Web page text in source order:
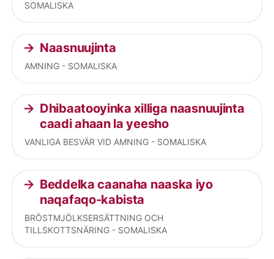
SOMALISKA
Naasnuujinta
AMNING - SOMALISKA
Dhibaatooyinka xilliga naasnuujinta
caadi ahaan la yeesho
VANLIGA BESVÄR VID AMNING - SOMALISKA
Beddelka caanaha naaska iyo
naqafaqo-kabista
BRÖSTMJÖLKSERSÄTTNING OCH
TILLSKOTTSNÄRING - SOMALISKA